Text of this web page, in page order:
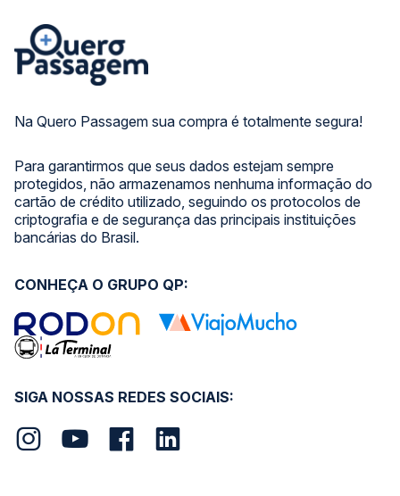
Na Quero Passagem sua compra é totalmente segura!
Para garantirmos que seus dados estejam sempre
protegidos, não armazenamos nenhuma informação do
cartão de crédito utilizado, seguindo os protocolos de
criptografia e de segurança das principais instituições
bancárias do Brasil.
SIGA NOSSAS REDES SOCIAIS:
CONHEÇA O GRUPO QP: